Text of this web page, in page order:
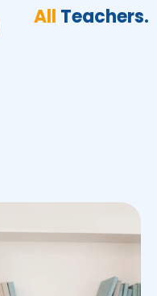
.
All Teachers